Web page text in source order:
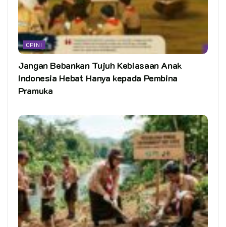
OPINI
Jangan Bebankan Tujuh Kebiasaan Anak
Indonesia Hebat Hanya kepada Pembina
Pramuka